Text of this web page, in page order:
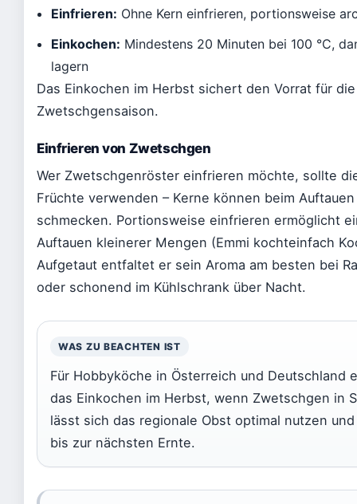
Einfrieren: Ohne Kern einfrieren, portionsweise
Einkochen: Mindestens 20 Minuten bei 100 °C,
lagern
Das Einkochen im Herbst sichert den Vorrat für
Zwetschgensaison.
Einfrieren von Zwetschgen
Wer Zwetschgenröster einfrieren möchte, sollte
Früchte verwenden – Kerne können beim
schmecken. Portionsweise einfrieren ermöglicht
Auftauen kleinerer Mengen (Emmi kochteinfach
Aufgetaut entfaltet er sein Aroma am besten bei
oder schonend im Kühlschrank über Nacht.
WAS ZU BEACHTEN IST
Für Hobbyköche in Österreich und Deutschland
das Einkochen im Herbst, wenn Zwetschgen in
lässt sich das regionale Obst optimal nutzen
bis zur nächsten Ernte.